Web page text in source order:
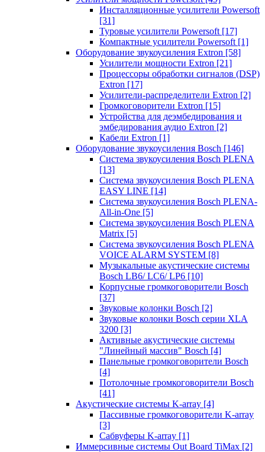
Инсталляционные усилители Powersoft
[31]
Туровые усилители Powersoft [17]
Компактные усилители Powersoft [1]
Оборудование звукоусиления Extron [58]
Усилители мощности Extron [21]
Процессоры обработки сигналов (DSP)
Extron [17]
Усилители-распределители Extron [2]
Громкоговорители Extron [15]
Устройства для деэмбедирования и
эмбедирования аудио Extron [2]
Кабели Extron [1]
Оборудование звукоусиления Bosch [146]
Система звукоусиления Bosch PLENA
[13]
Система звукоусиления Bosch PLENA
EASY LINE [14]
Система звукоусиления Bosch PLENA-
All-in-One [5]
Система звукоусиления Bosch PLENA
Matrix [5]
Система звукоусиления Bosch PLENA
VOICE ALARM SYSTEM [8]
Музыкальные акустические системы
Bosch LB6/ LC6/ LP6 [10]
Корпусные громкоговорители Bosch
[37]
Звуковые колонки Bosch [2]
Звуковые колонки Bosch серии XLA
3200 [3]
Активные акустические системы
"Линейный массив" Bosch [4]
Панельные громкоговорители Bosch
[4]
Потолочные громкоговорители Bosch
[41]
Акустические системы K-array [4]
Пассивные громкоговорители K-array
[3]
Сабвуферы K-array [1]
Иммерсивные системы Out Board TiMax [2]